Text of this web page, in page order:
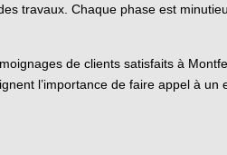
travaux. Chaque phase est
de clients satisfaits à
l’importance de faire appel à